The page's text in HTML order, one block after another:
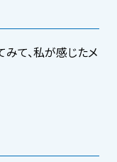
て、私が感じたメ